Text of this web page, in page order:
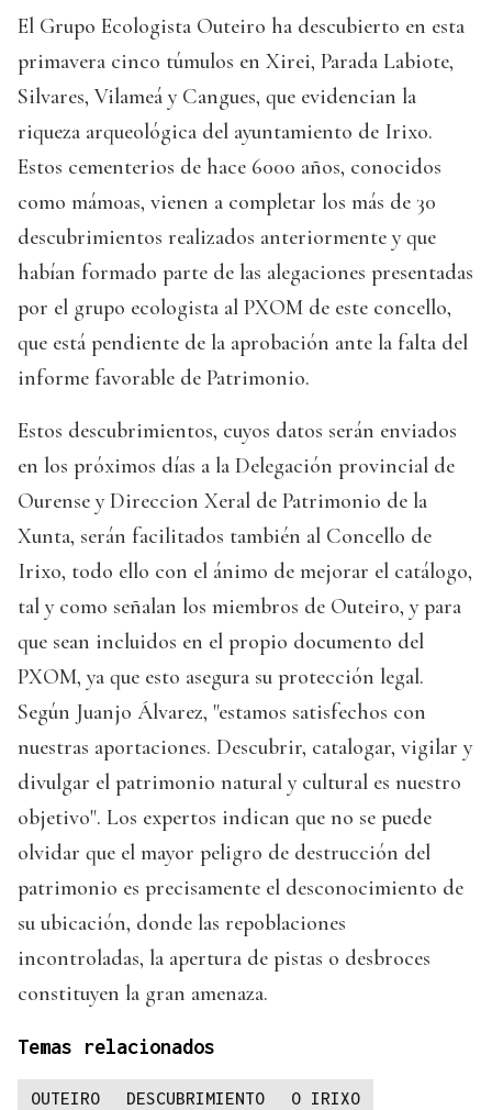
El Grupo Ecologista Outeiro ha descubierto en esta
primavera cinco túmulos en Xirei, Parada Labiote,
Silvares, Vilameá y Cangues, que evidencian la
riqueza arqueológica del ayuntamiento de Irixo.
Estos cementerios de hace 6000 años, conocidos
como mámoas, vienen a completar los más de 30
descubrimientos realizados anteriormente y que
habían formado parte de las alegaciones presentadas
por el grupo ecologista al PXOM de este concello,
que está pendiente de la aprobación ante la falta del
informe favorable de Patrimonio.
Estos descubrimientos, cuyos datos serán enviados
en los próximos días a la Delegación provincial de
Ourense y Direccion Xeral de Patrimonio de la
Xunta, serán facilitados también al Concello de
Irixo, todo ello con el ánimo de mejorar el catálogo,
tal y como señalan los miembros de Outeiro, y para
que sean incluidos en el propio documento del
PXOM, ya que esto asegura su protección legal.
Según Juanjo Álvarez, "estamos satisfechos con
nuestras aportaciones. Descubrir, catalogar, vigilar y
divulgar el patrimonio natural y cultural es nuestro
objetivo". Los expertos indican que no se puede
olvidar que el mayor peligro de destrucción del
patrimonio es precisamente el desconocimiento de
su ubicación, donde las repoblaciones
incontroladas, la apertura de pistas o desbroces
constituyen la gran amenaza.
Temas relacionados
OUTEIRO DESCUBRIMIENTO O IRIXO